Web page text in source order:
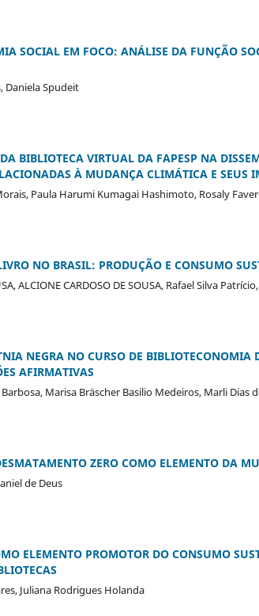
SOCIAL EM FOCO: ANÁLISE DA FUNÇÃO
Daniela Spudeit
BIBLIOTECA VIRTUAL DA FAPESP NA
À MUDANÇA CLIMÁTICA E SEUS
Paula Harumi Kumagai Hashimoto, Rosaly
NO BRASIL: PRODUÇÃO E CONSUMO
ALCIONE CARDOSO DE SOUSA, Rafael Silva
NEGRA NO CURSO DE
AFIRMATIVAS
Marisa Bräscher Basilio Medeiros, Marli Dias
ZERO COMO ELEMENTO DA
de Deus
ELEMENTO PROMOTOR DO CONSUMO
Juliana Rodrigues Holanda